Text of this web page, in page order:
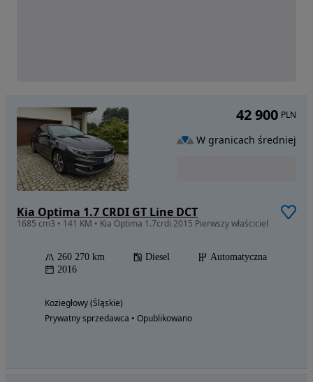
Kia Optima 1.7 CRDI GT Line DCT
1685 cm3 • 141 KM • Kia Optima 1.7crdi 2015 Pierwszy właściciel
260 270 km Diesel
Automatyczna
2016
Koziegłowy (Śląskie)
Prywatny sprzedawca • Opublikowano
42 900 PLN
W granicach średniej